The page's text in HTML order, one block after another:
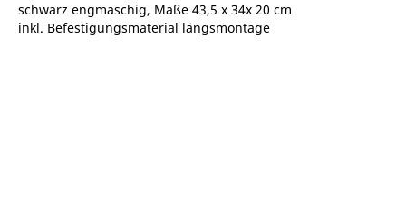
schwarz engmaschig, Maße 43,5 x 34x 20 cm
inkl. Befestigungsmaterial längsmontage